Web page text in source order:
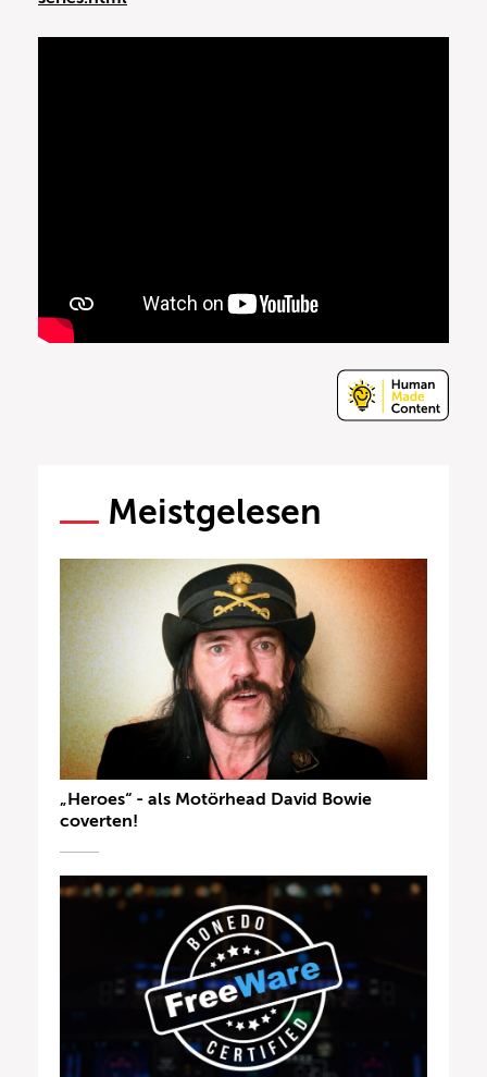
Meistgelesen
„Heroes“ - als Motörhead David Bowie
coverten!